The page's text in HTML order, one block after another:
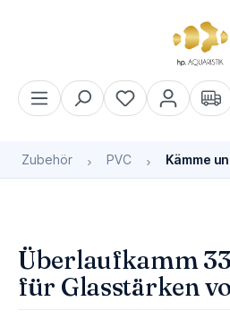
Zubehör PVC Kämme
Überlaufkamm
für Glasstärken